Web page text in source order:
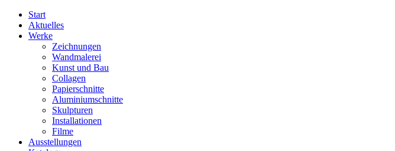
Start
Aktuelles
Werke
Zeichnungen
Wandmalerei
Kunst und Bau
Collagen
Papierschnitte
Aluminiumschnitte
Skulpturen
Installationen
Filme
Ausstellungen